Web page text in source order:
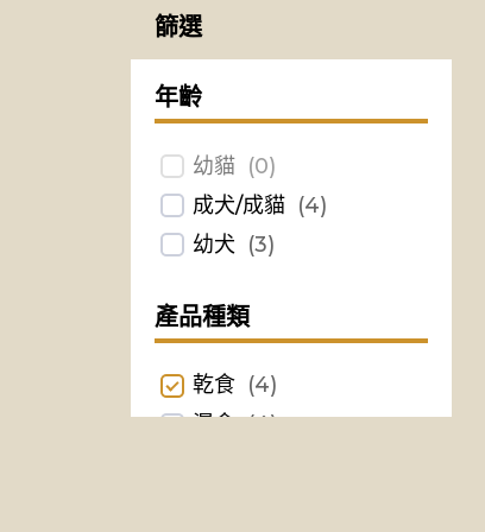
篩選
年齡
幼貓 (0)
成犬/成貓 (4)
幼犬 (3)
產品種類
乾食 (4)
濕食 (4)